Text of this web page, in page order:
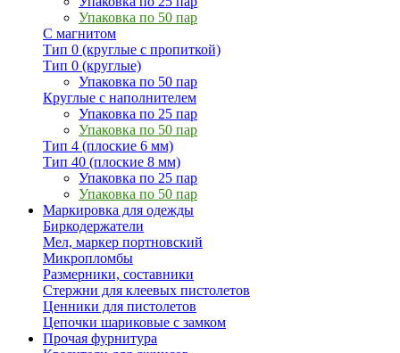
Упаковка по 50 пар
С магнитом
Тип 0 (круглые с пропиткой)
Тип 0 (круглые)
Упаковка по 50 пар
Круглые с наполнителем
Упаковка по 25 пар
Упаковка по 50 пар
Тип 4 (плоские 6 мм)
Тип 40 (плоские 8 мм)
Упаковка по 25 пар
Упаковка по 50 пар
Маркировка для одежды
Биркодержатели
Мел, маркер портновский
Микропломбы
Размерники, составники
Стержни для клеевых пистолетов
Ценники для пистолетов
Цепочки шариковые с замком
Прочая фурнитура